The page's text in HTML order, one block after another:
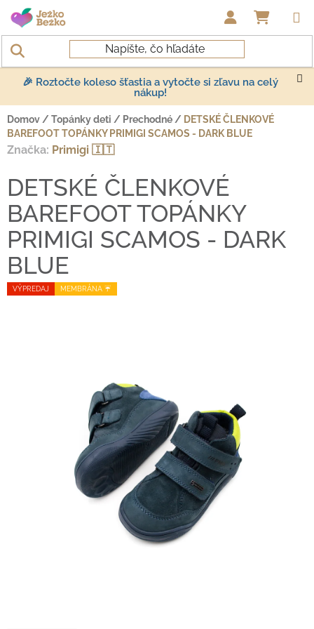
Prejsť na obsah
🎉 Roztočte koleso šťastia a vytočte si zľavu na celý
nákup!
Domov / Topánky deti / Prechodné / DETSKÉ ČLENKOVÉ
BAREFOOT TOPÁNKY PRIMIGI SCAMOS - DARK BLUE
VÝPREDAJ MEMBRÁNA ☔️
DETSKÉ ČLENKOVÉ
BAREFOOT TOPÁNKY
PRIMIGI SCAMOS - DARK
BLUE
Značka: Primigi 🇮🇹